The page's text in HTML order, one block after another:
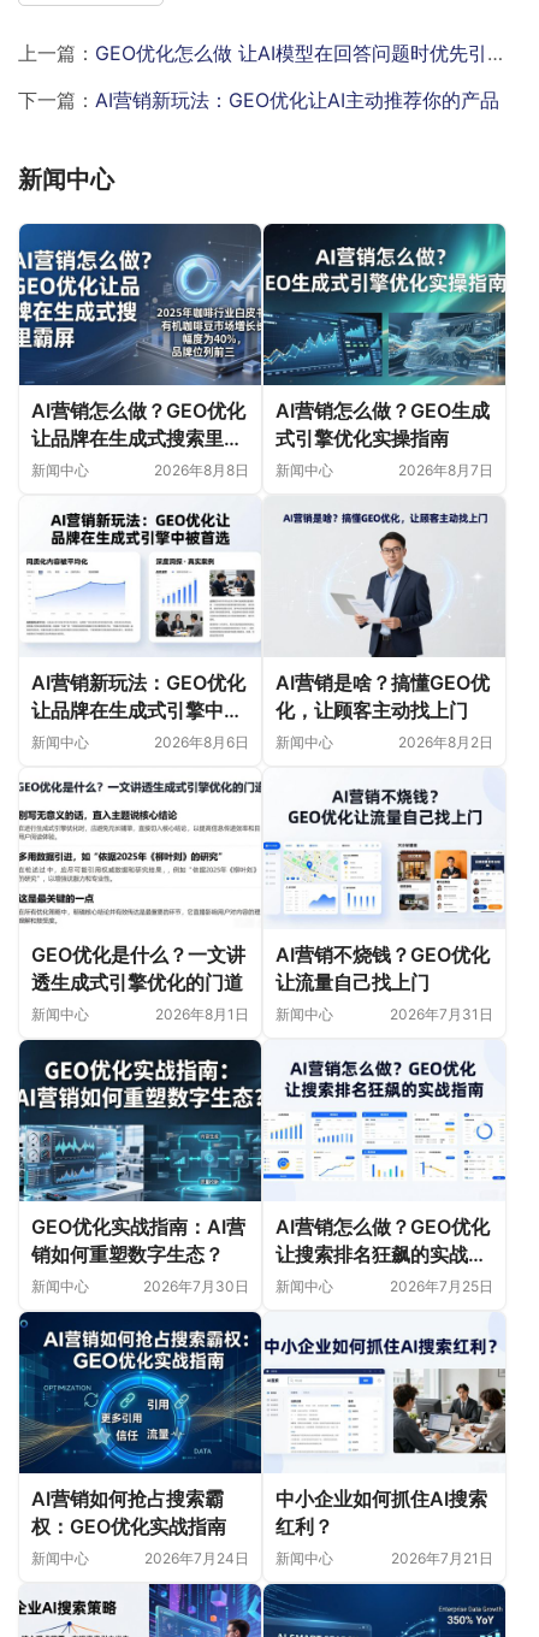
上一篇： GEO优化怎么做 让AI模型在回答问题时优先引用你的内容
下一篇： AI营销新玩法：GEO优化让AI主动推荐你的产品
新闻中心
AI营销怎么做？GEO优化
让品牌在生成式搜索里霸
屏
新闻中心 2026年8月8日
AI营销怎么做？GEO生成
式引擎优化实操指南
新闻中心 2026年8月7日
AI营销新玩法：GEO优化
让品牌在生成式引擎中被
首选
新闻中心 2026年8月6日
AI营销是啥？搞懂GEO优
化，让顾客主动找上门
新闻中心 2026年8月2日
GEO优化是什么？一文讲
透生成式引擎优化的门道
新闻中心 2026年8月1日
AI营销不烧钱？GEO优化
让流量自己找上门
新闻中心 2026年7月31日
GEO优化实战指南：AI营
销如何重塑数字生态？
新闻中心 2026年7月30日
AI营销怎么做？GEO优化
让搜索排名狂飙的实战指
南
新闻中心 2026年7月25日
AI营销如何抢占搜索霸
权：GEO优化实战指南
新闻中心 2026年7月24日
中小企业如何抓住AI搜索
红利？
新闻中心 2026年7月21日